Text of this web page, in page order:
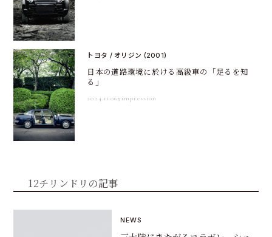
トヨタ / オリジン (2001)
日本の道路環境に於ける高級車の「足るを知
る」
2024.11.06#impression
12チリンドリの記事
NEWS